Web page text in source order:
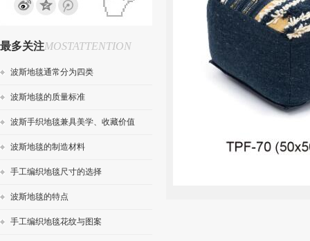
最多关注MOSTATTENTION
波斯地毯通常分为四类
波斯地毯的质量标准
波斯手织地毯兼具美学、收藏价值
波斯地毯的制造材料
手工编织地毯尺寸的选择
波斯地毯的特点
手工编织地毯花纹与图案